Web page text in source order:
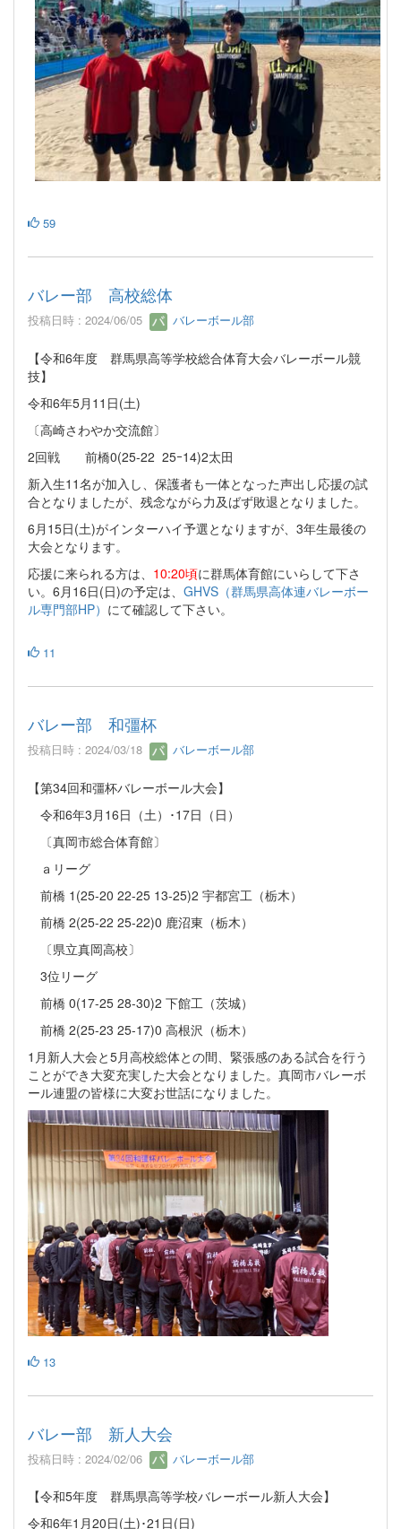
59
バレー部 高校総体
投稿日時 : 2024/06/05 バレーボール部
【令和6年度 群馬県高等学校総合体育大会バレーボール競
技】
令和6年5月11日(土)
〔高崎さわやか交流館〕
2回戦 前橋0(25-22 25ｰ14)2太田
新入生11名が加入し、保護者も一体となった声出し応援の試
合となりましたが、残念ながら力及ばず敗退となりました。
6月15日(土)がインターハイ予選となりますが、3年生最後の
大会となります。
応援に来られる方は、 10:20頃に群馬体育館にいらして下さ
い。6月16日(日)の予定は、 GHVS（群馬県高体連バレーボー
ル専門部HP） にて確認して下さい。
11
バレー部 和彊杯
投稿日時 : 2024/03/18 バレーボール部
【第34回和彊杯バレーボール大会】
令和6年3月16日（土）･17日（日）
〔真岡市総合体育館〕
ａリーグ
前橋 1(25-20 22-25 13-25)2 宇都宮工（栃木）
前橋 2(25-22 25-22)0 鹿沼東（栃木）
〔県立真岡高校〕
3位リーグ
前橋 0(17-25 28-30)2 下館工（茨城）
前橋 2(25-23 25-17)0 高根沢（栃木）
1月新人大会と5月高校総体との間、緊張感のある試合を行う
ことができ大変充実した大会となりました。真岡市バレーボ
ール連盟の皆様に大変お世話になりました。
13
バレー部 新人大会
投稿日時 : 2024/02/06 バレーボール部
【令和5年度 群馬県高等学校バレーボール新人大会】
令和6年1月20日(土)･21日(日)